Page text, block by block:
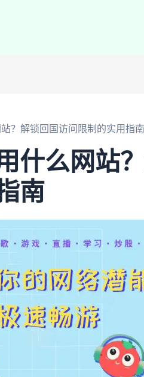
？解锁回国访问限制的实用指南
什么网站
南